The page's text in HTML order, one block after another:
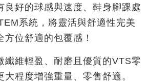
良好的球感與速度、鞋身腳踝處
系統，將靈活與舒適性完美
位舒適的包覆感！
纖維輕盈、耐磨且優質的VTS零
程度增強重量、零售舒適。